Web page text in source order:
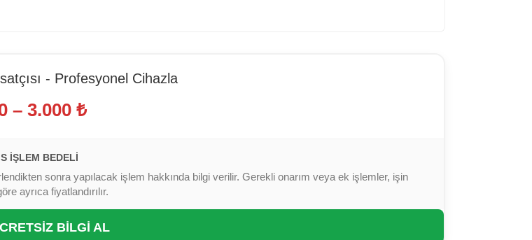
- Profesyonel Cihazla
– 3.000 ₺
İŞLEM BEDELI
sonra yapılacak işlem hakkında bilgi verilir. Gerekli onarım veya ek işlemler, işin
ayrıca fiyatlandırılır.
BİLGİ AL